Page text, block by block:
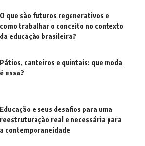
O que são futuros regenerativos e
como trabalhar o conceito no contexto
da educação brasileira?
Pátios, canteiros e quintais: que moda
é essa?
Educação e seus desafios para uma
reestruturação real e necessária para
a contemporaneidade